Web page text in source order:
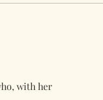
with her